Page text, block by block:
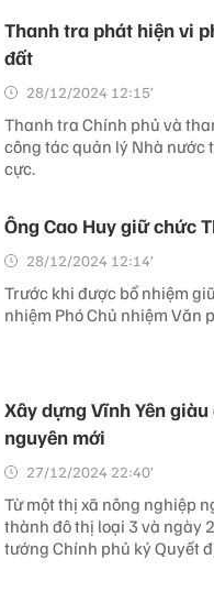
Thanh tra phát hiện vi
đất
28/12/2024 12:15’
Thanh tra Chính phủ và
công tác quản lý Nhà nước
cực.
Ông Cao Huy giữ chức
28/12/2024 12:14’
Trước khi được bổ nhiệm
nhiệm Phó Chủ nhiệm Văn
Xây dựng Vĩnh Yên
nguyên mới
27/12/2024 22:40’
Từ một thị xã nông nghiệp
thành đô thị loại 3 và ngày
tướng Chính phủ ký Quyết